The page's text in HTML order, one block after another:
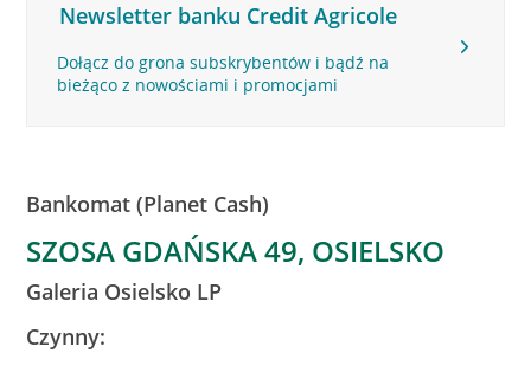
Newsletter banku Credit Agricole
Dołącz do grona subskrybentów i bądź na
bieżąco z nowościami i promocjami
Bankomat (Planet Cash)
SZOSA GDAŃSKA 49, OSIELSKO
Galeria Osielsko LP
Czynny: